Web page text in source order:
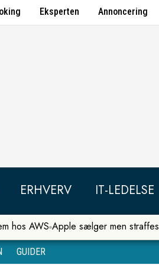
Eksperten Annoncering
ERHVERV IT-LEDELSE
hos AWS Apple sælger men straffes
GUIDER